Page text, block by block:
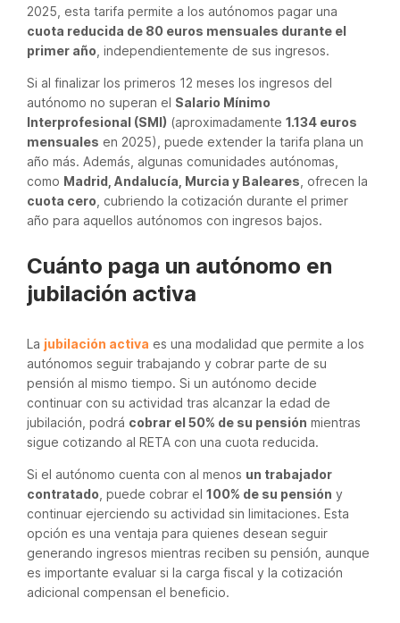
2025, esta tarifa permite a los autónomos pagar una
cuota reducida de 80 euros mensuales durante el
primer año , independientemente de sus ingresos.
Si al finalizar los primeros 12 meses los ingresos del
autónomo no superan el Salario Mínimo
Interprofesional (SMI) (aproximadamente 1.134 euros
mensuales en 2025), puede extender la tarifa plana un
año más. Además, algunas comunidades autónomas,
como Madrid, Andalucía, Murcia y Baleares , ofrecen la
cuota cero , cubriendo la cotización durante el primer
año para aquellos autónomos con ingresos bajos.
Cuánto paga un autónomo en
jubilación activa
La jubilación activa es una modalidad que permite a los
autónomos seguir trabajando y cobrar parte de su
pensión al mismo tiempo. Si un autónomo decide
continuar con su actividad tras alcanzar la edad de
jubilación, podrá cobrar el 50% de su pensión mientras
sigue cotizando al RETA con una cuota reducida.
Si el autónomo cuenta con al menos un trabajador
contratado , puede cobrar el 100% de su pensión y
continuar ejerciendo su actividad sin limitaciones. Esta
opción es una ventaja para quienes desean seguir
generando ingresos mientras reciben su pensión, aunque
es importante evaluar si la carga fiscal y la cotización
adicional compensan el beneficio.